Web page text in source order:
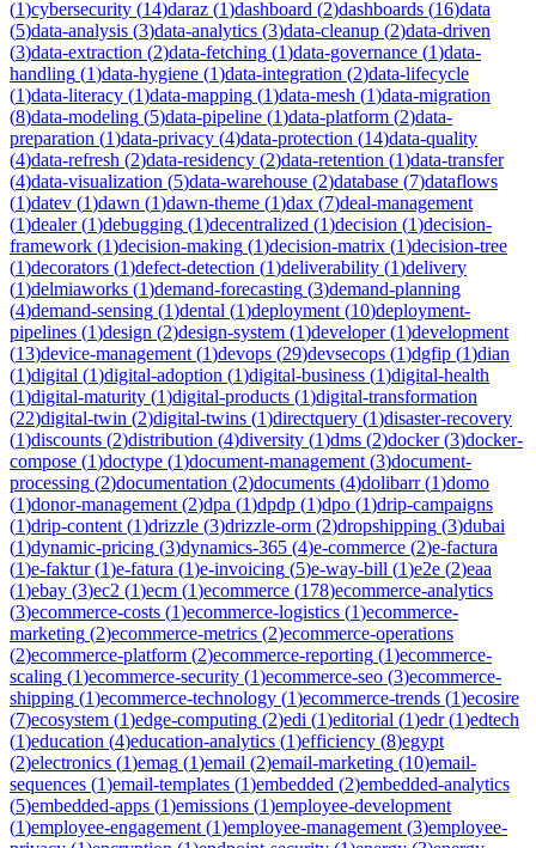
(1)cybersecurity (14)daraz (1)dashboard (2)dashboards (16)data
(5)data-analysis (3)data-analytics (3)data-cleanup (2)data-driven
(3)data-extraction (2)data-fetching (1)data-governance (1)data-
handling (1)data-hygiene (1)data-integration (2)data-lifecycle
(1)data-literacy (1)data-mapping (1)data-mesh (1)data-migration
(8)data-modeling (5)data-pipeline (1)data-platform (2)data-
preparation (1)data-privacy (4)data-protection (14)data-quality
(4)data-refresh (2)data-residency (2)data-retention (1)data-transfer
(4)data-visualization (5)data-warehouse (2)database (7)dataflows
(1)datev (1)dawn (1)dawn-theme (1)dax (7)deal-management
(1)dealer(1)debugging (1)decentralized (1)decision (1)decision-
framework (1)decision-making (1)decision-matrix (1)decision-tree
(1)decorators (1)defect-detection (1)deliverability (1)delivery
(1)delmiaworks (1)demand-forecasting (3)demand-planning
(4)demand-sensing (1)dental (1)deployment (10)deployment-
pipelines (1)design (2)design-system (1)developer(1)development
(13)device-management (1)devops (29)devsecops (1)dgfip (1)dian
(1)digital (1)digital-adoption (1)digital-business (1)digital-health
(1)digital-maturity (1)digital-products (1)digital-transformation
(22)digital-twin (2)digital-twins (1)directquery (1)disaster-recovery
(1)discounts (2)distribution (4)diversity (1)dms (2)docker(3)docker-
compose (1)doctype (1)document-management (3)document-
processing (2)documentation (2)documents (4)dolibarr(1)domo
(1)donor-management (2)dpa (1)dpdp (1)dpo (1)drip-campaigns
(1)drip-content (1)drizzle (3)drizzle-orm (2)dropshipping (3)dubai
(1)dynamic-pricing (3)dynamics-365 (4)e-commerce (2)e-factura
(1)e-faktur(1)e-fatura (1)e-invoicing (5)e-way-bill (1)e2e (2)eaa
(1)ebay (3)ec2 (1)ecm (1)ecommerce (178)ecommerce-analytics
(3)ecommerce-costs (1)ecommerce-logistics (1)ecommerce-
marketing (2)ecommerce-metrics (2)ecommerce-operations
(2)ecommerce-platform (2)ecommerce-reporting (1)ecommerce-
scaling (1)ecommerce-security (1)ecommerce-seo (3)ecommerce-
shipping (1)ecommerce-technology (1)ecommerce-trends (1)ecosire
(7)ecosystem (1)edge-computing (2)edi (1)editorial (1)edr(1)edtech
(1)education (4)education-analytics (1)efficiency (8)egypt
(2)electronics (1)emag (1)email (2)email-marketing (10)email-
sequences (1)email-templates (1)embedded (2)embedded-analytics
(5)embedded-apps (1)emissions (1)employee-development
(1)employee-engagement (1)employee-management (3)employee-